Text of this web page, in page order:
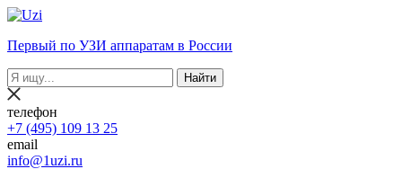
Первый по УЗИ аппаратам в России
Найти
телефон
+7 (495) 109 13 25
email
info@1uzi.ru